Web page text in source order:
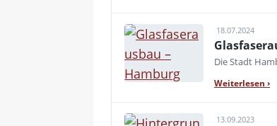
18.07.2024
Die Stadt
Weiterlesen ›
13.09.2023